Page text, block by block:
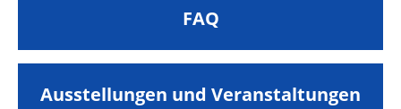
FAQ
Ausstellungen und Veranstaltungen